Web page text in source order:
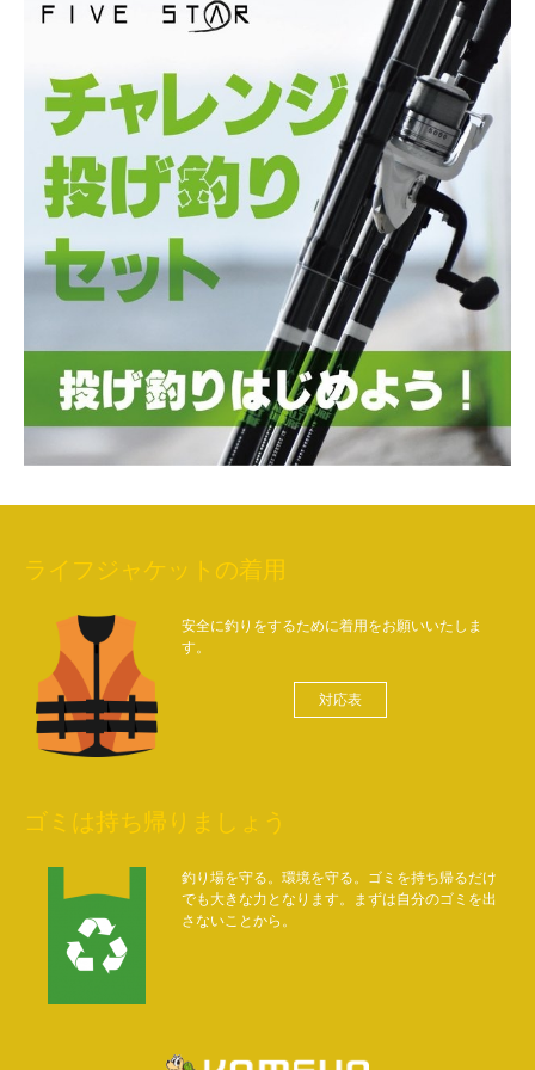
ライフジャケットの着用
安全に釣りをするために着用をお願いいたしま
す。
対応表
ゴミは持ち帰りましょう
釣り場を守る。環境を守る。ゴミを持ち帰るだけ
でも大きな力となります。まずは自分のゴミを出
さないことから。